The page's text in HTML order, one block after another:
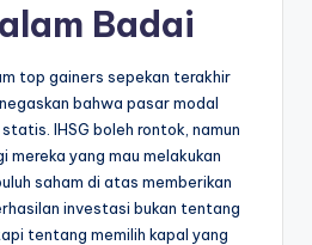
Badai
top gainers sepekan terakhir
bahwa pasar modal
IHSG boleh rontok, namun
mereka yang mau melakukan
saham di atas memberikan
investasi bukan tentang
tentang memilih kapal yang